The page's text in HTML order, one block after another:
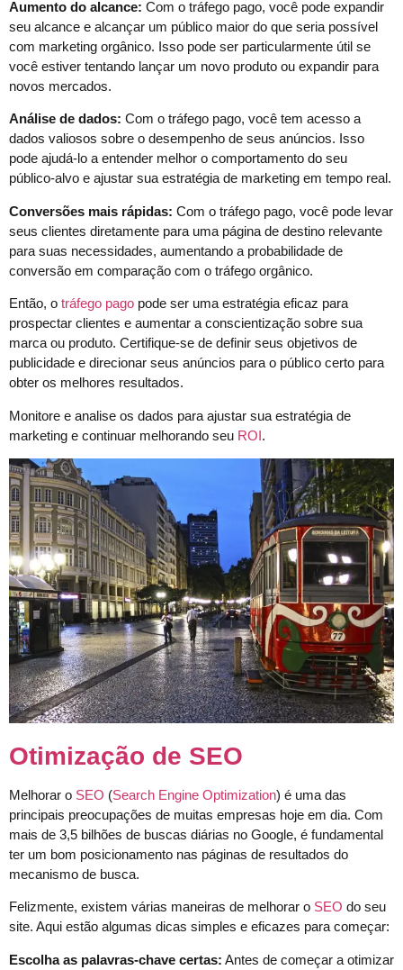
Aumento do alcance: Com o tráfego pago, você pode expandir
seu alcance e alcançar um público maior do que seria possível
com marketing orgânico. Isso pode ser particularmente útil se
você estiver tentando lançar um novo produto ou expandir para
novos mercados.
Análise de dados: Com o tráfego pago, você tem acesso a
dados valiosos sobre o desempenho de seus anúncios. Isso
pode ajudá-lo a entender melhor o comportamento do seu
público-alvo e ajustar sua estratégia de marketing em tempo real.
Conversões mais rápidas: Com o tráfego pago, você pode levar
seus clientes diretamente para uma página de destino relevante
para suas necessidades, aumentando a probabilidade de
conversão em comparação com o tráfego orgânico.
Então, o tráfego pago pode ser uma estratégia eficaz para
prospectar clientes e aumentar a conscientização sobre sua
marca ou produto. Certifique-se de definir seus objetivos de
publicidade e direcionar seus anúncios para o público certo para
obter os melhores resultados.
Monitore e analise os dados para ajustar sua estratégia de
marketing e continuar melhorando seu ROI.
Otimização de SEO
Melhorar o SEO (Search Engine Optimization) é uma das
principais preocupações de muitas empresas hoje em dia. Com
mais de 3,5 bilhões de buscas diárias no Google, é fundamental
ter um bom posicionamento nas páginas de resultados do
mecanismo de busca.
Felizmente, existem várias maneiras de melhorar o SEO do seu
site. Aqui estão algumas dicas simples e eficazes para começar:
Escolha as palavras-chave certas: Antes de começar a otimizar